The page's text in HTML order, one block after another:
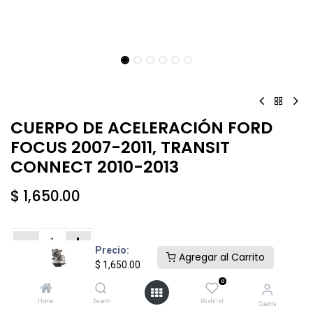
Precio:
$ 1,650.00
Agregar al Carrito
Home Search
0
Wishlist Cuenta
CUERPO DE ACELERACIÓN FORD
FOCUS 2007-2011, TRANSIT
CONNECT 2010-2013
$ 1,650.00
Comprar ahora
Agregar a la lista de deseos